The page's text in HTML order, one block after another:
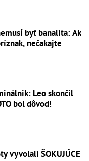
byť banalita: Ak
nečakajte
Leo skončil
bol dôvod!
vyvolali ŠOKUJÚCE